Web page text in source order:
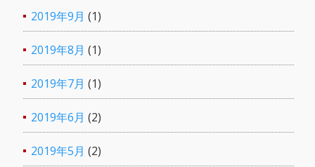
2019年9月 (1)
2019年8月 (1)
2019年7月 (1)
2019年6月 (2)
2019年5月 (2)